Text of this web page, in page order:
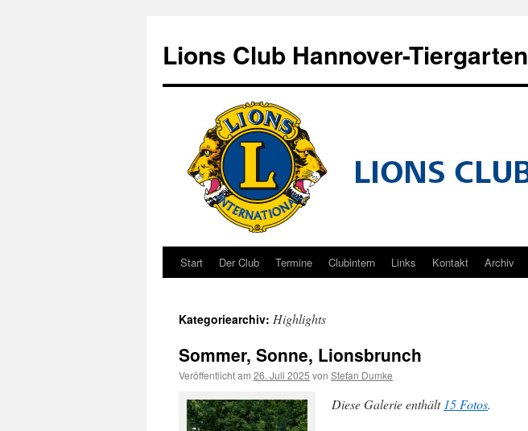
springen
Lions Club Hannover-Tiergarten
Start Der Club Termine Clubintern Links Kontakt Archiv
Kategoriearchiv: Highlights
Sommer, Sonne, Lionsbrunch
Veröffentlicht am 26. Juli 2025 von Stefan Dumke
Diese Galerie enthält 15 Fotos.